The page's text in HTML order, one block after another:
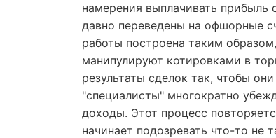
намерения выплачивать прибыль
давно переведены на офшорные
работы построена таким
манипулируют котировками в
результаты сделок так, чтобы
"специалисты" многократно
доходы. Этот процесс
начинает подозревать что-то не